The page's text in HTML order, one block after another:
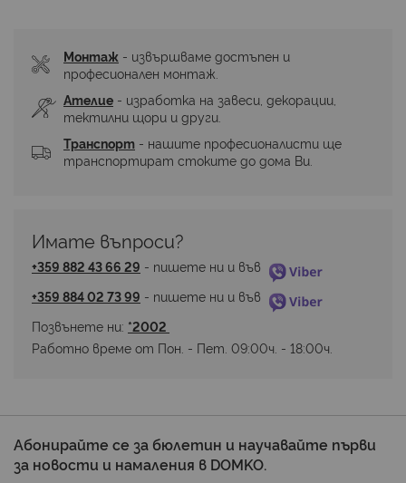
Монтаж - извършваме достъпен и
професионален монтаж.
Ателие - изработка на завеси, декорации,
тектилни щори и други.
Транспорт - нашите професионалисти ще
транспортират стоките до дома Ви.
Имате въпроси?
+359 882 43 66 29 - пишете ни и във
+359 884 02 73 99 - пишете ни и във
Позвънете ни: *2002
Работно време от Пон. - Пет. 09:00ч. - 18:00ч.
Абонирайте се за бюлетин и научавайте първи
за новости и намаления в DOMKO.